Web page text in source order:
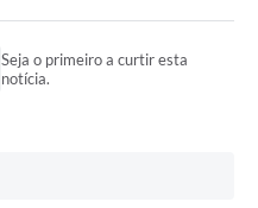
Seja o primeiro a curtir esta
notícia.